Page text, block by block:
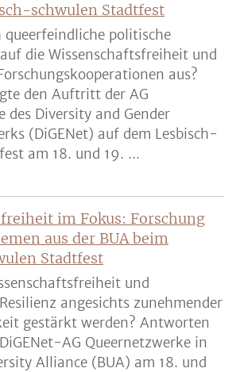
schwulen Stadtfest
queerfeindliche politische
die Wissenschaftsfreiheit und
aus?
den Auftritt der AG
des Diversity and Gender
(DiGENet) auf dem Lesbisch-
am 18. und 19. ...
im Fokus: Forschung
aus der BUA beim
Stadtfest
und
angesichts zunehmender
gestärkt werden? Antworten
AG Queernetzwerke in
Alliance (BUA) am 18. und